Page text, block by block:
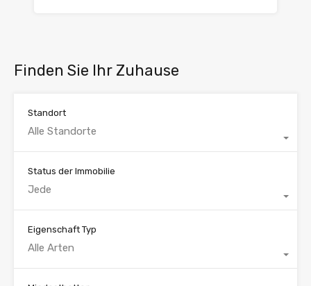
Finden Sie Ihr Zuhause
Standort
Alle Standorte
Status der Immobilie
Jede
Eigenschaft Typ
Alle Arten